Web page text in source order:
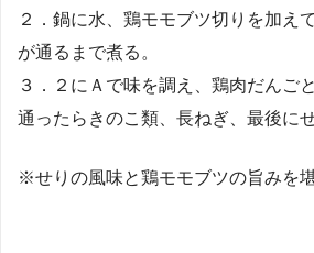
２．鍋に水、鶏モモブツ切りを加え
が通るまで煮る。
３．２にＡで味を調え、鶏肉だんご
通ったらきのこ類、長ねぎ、最後に
※せりの風味と鶏モモブツの旨みを